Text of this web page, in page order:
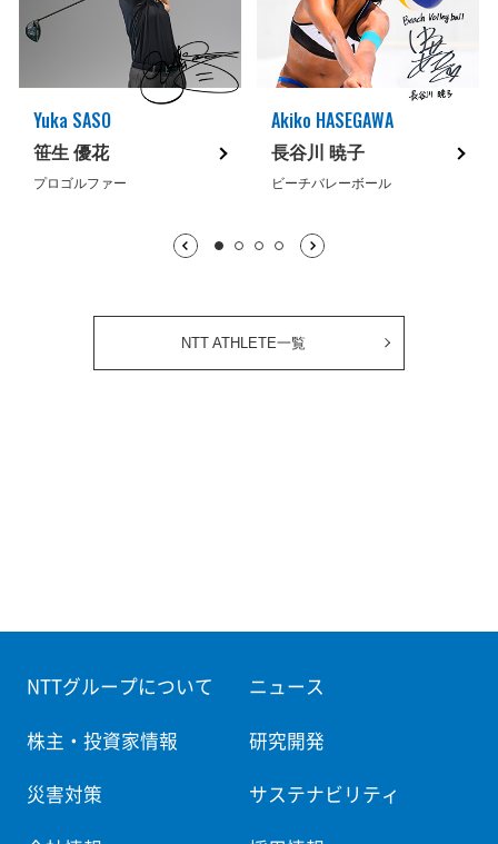
Yuka SASO
笹生 優花
プロゴルファー
Akiko HASEGAWA
長谷川 暁子
ビーチバレーボール
1枚目表示中
2枚目3枚目
4枚目
NTT ATHLETE一覧
NTTグループについて ニュース
株主・投資家情報 研究開発
災害対策 サステナビリティ